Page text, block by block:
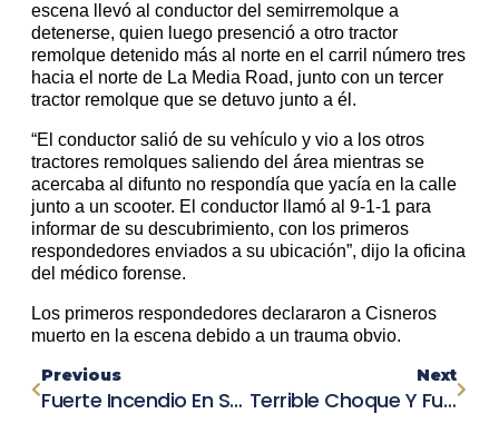
escena llevó al conductor del semirremolque a
detenerse, quien luego presenció a otro tractor
remolque detenido más al norte en el carril número tres
hacia el norte de La Media Road, junto con un tercer
tractor remolque que se detuvo junto a él.
“El conductor salió de su vehículo y vio a los otros
tractores remolques saliendo del área mientras se
acercaba al difunto no respondía que yacía en la calle
junto a un scooter. El conductor llamó al 9-1-1 para
informar de su descubrimiento, con los primeros
respondedores enviados a su ubicación”, dijo la oficina
del médico forense.
Los primeros respondedores declararon a Cisneros
muerto en la escena debido a un trauma obvio.
Previous
Fuerte Incendio En Salida Interrumpe Tráfico De La Hwy 99
Next
Terrible Choque Y Fuga En Point Loma Heights Deja A Un Joven En Bicicleta Eléctrica Gravemente Herido